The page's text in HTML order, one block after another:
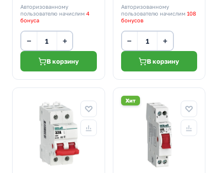
Авторизованному
пользователю начислим 4
бонуса
− +
В корзину
Авторизованному
пользователю начислим 108
бонусов
− +
В корзину
Хит